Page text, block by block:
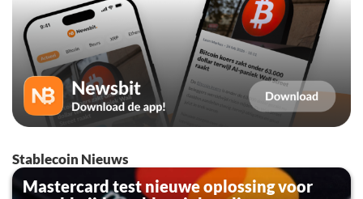
Stablecoin Nieuws
Mastercard test nieuwe oplossing voor